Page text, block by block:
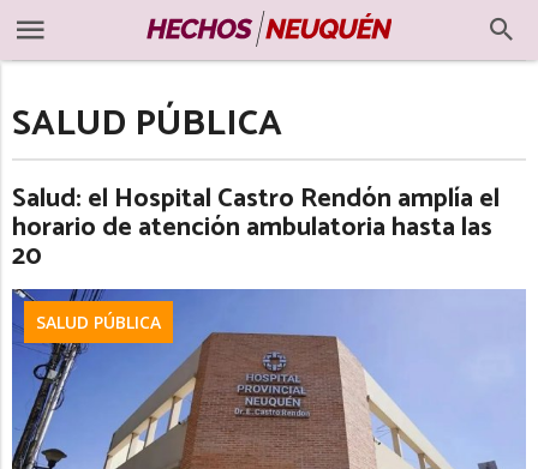
SALUD PÚBLICA
Salud: el Hospital Castro Rendón amplía el
horario de atención ambulatoria hasta las
20
SALUD PÚBLICA